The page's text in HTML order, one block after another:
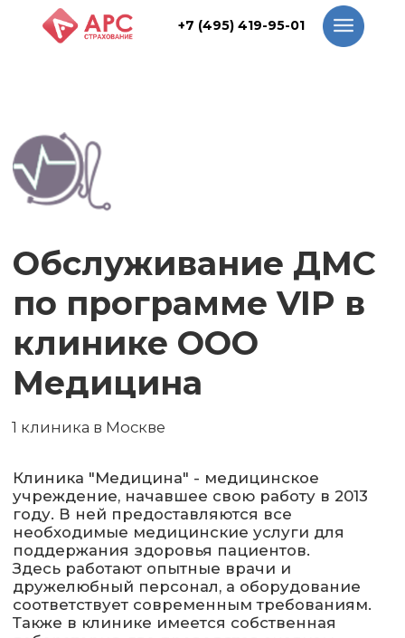
+7 (495) 419-95-01
+7 (495) 419-95-01
1 клиника в Москве
Обслуживание ДМС
по программе VIP в
клинике ООО
Медицина
Клиника "Медицина" - медицинское
учреждение, начавшее свою работу в 2013
необходимые медицинские услуги для
поддержания здоровья пациентов.
дружелюбный персонал, а оборудование
соответствует современным требованиям.
Одной из преимуществ клиники "ООО
Медицина" является работа с уникальной по
степени достоверности лабораторией.
Учреждение также предлагает услуги для
юридических лиц по ДМС. Они уделяют
особое внимание уровню предоставляемого
обслуживания и оперативному решению
любых административных вопросов для
удобства посетителей. Клиника "Медицина"
- медицинское учреждение с премиальным
уровнем сервиса в Москве.